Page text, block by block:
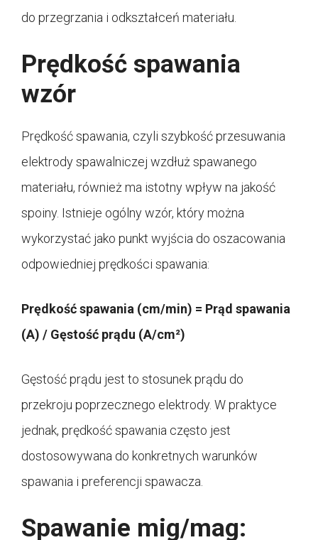
do przegrzania i odkształceń materiału.
Prędkość spawania
wzór
Prędkość spawania, czyli szybkość przesuwania
elektrody spawalniczej wzdłuż spawanego
materiału, również ma istotny wpływ na jakość
spoiny. Istnieje ogólny wzór, który można
wykorzystać jako punkt wyjścia do oszacowania
odpowiedniej prędkości spawania:
Prędkość spawania (cm/min) = Prąd spawania
(A) / Gęstość prądu (A/cm²)
Gęstość prądu jest to stosunek prądu do
przekroju poprzecznego elektrody. W praktyce
jednak, prędkość spawania często jest
dostosowywana do konkretnych warunków
spawania i preferencji spawacza.
Spawanie mig/mag: